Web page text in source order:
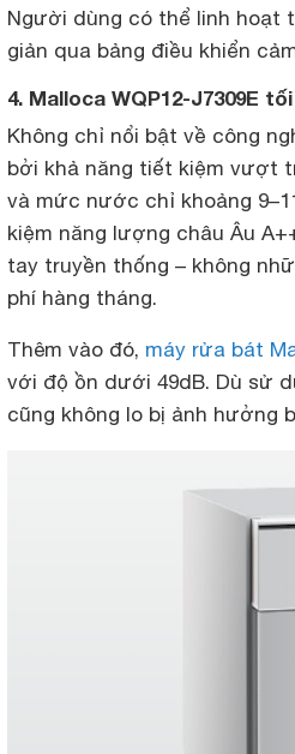
Người dùng có thể linh
giản qua bảng điều khiển
4. Malloca WQP12-J7309E
Không chỉ nổi bật về công
bởi khả năng tiết kiệm vượt
và mức nước chỉ khoảng
kiệm năng lượng châu Âu
tay truyền thống – không
phí hàng tháng.
Thêm vào đó, máy rửa bát
với độ ồn dưới 49dB. Dù sử
cũng không lo bị ảnh hưởng